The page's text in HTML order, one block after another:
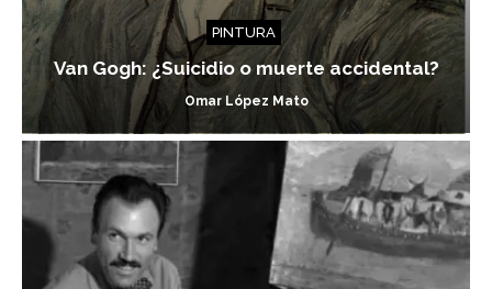
PINTURA
Van Gogh: ¿Suicidio o muerte accidental?
Omar López Mato